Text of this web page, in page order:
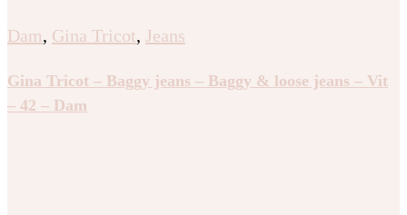
Dam, Gina Tricot, Jeans
Gina Tricot – Baggy jeans – Baggy & loose jeans – Vit
– 42 – Dam